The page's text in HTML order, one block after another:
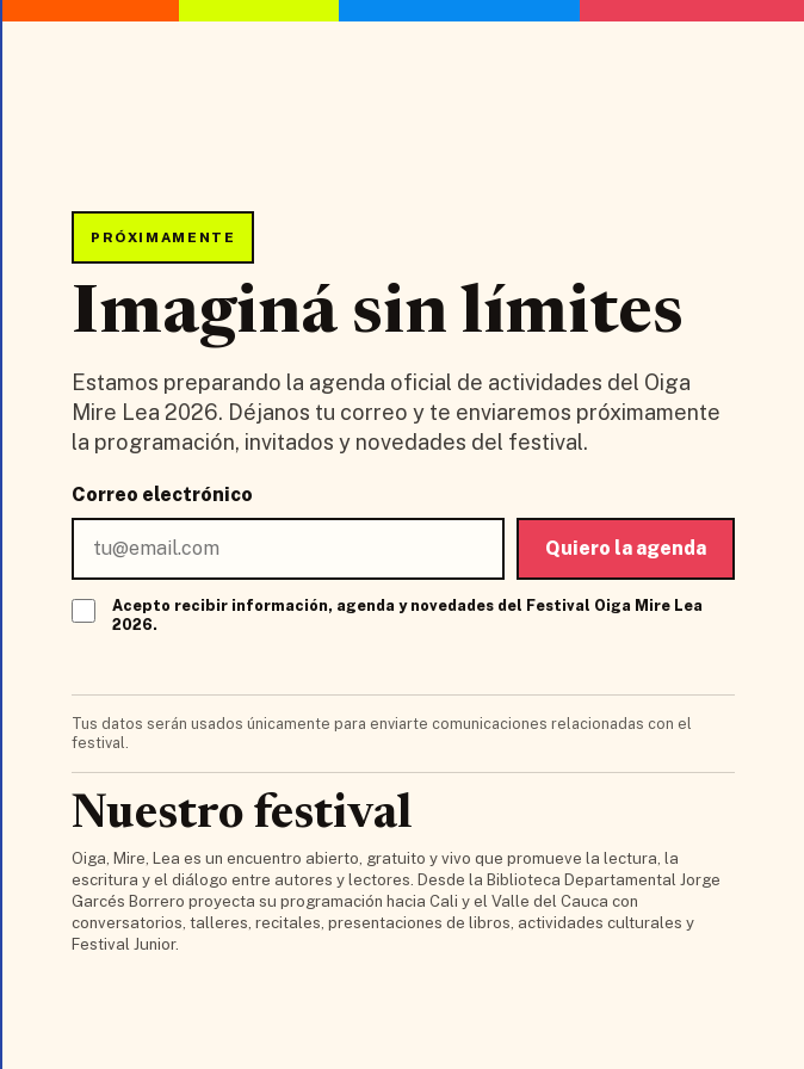
PRÓXIMAMENTE
Imaginá sin límites
Estamos preparando la agenda oficial de actividades del Oiga
Mire Lea 2026. Déjanos tu correo y te enviaremos próximamente
la programación, invitados y novedades del festival.
Correo electrónico
Quiero la agenda
Acepto recibir información, agenda y novedades del Festival Oiga Mire Lea
2026.
Tus datos serán usados únicamente para enviarte comunicaciones relacionadas con el
festival.
Nuestro festival
Oiga, Mire, Lea es un encuentro abierto, gratuito y vivo que promueve la lectura, la
escritura y el diálogo entre autores y lectores. Desde la Biblioteca Departamental Jorge
Garcés Borrero proyecta su programación hacia Cali y el Valle del Cauca con
conversatorios, talleres, recitales, presentaciones de libros, actividades culturales y
Festival Junior.